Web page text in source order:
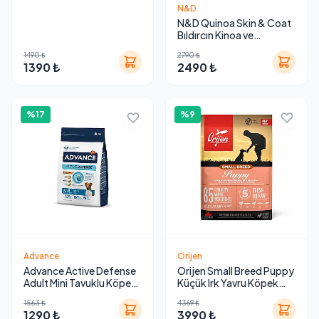
1490 ₺
1390 ₺
N&D
N&D Quinoa Skin & Coat
Bıldırcın Kinoa ve
Küçük Irk Köpek Maması
2.5 kg
2790 ₺
2490 ₺
%17
Advance
Advance Active Defense
Adult Mini Tavuklu Köpek
1563 ₺
1290 ₺
%9
Orijen
Orijen Small Breed Puppy
Küçük Irk Yavru Köpek
4369 ₺
3990 ₺